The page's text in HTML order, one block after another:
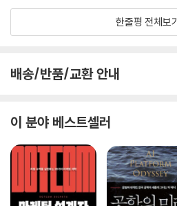
한줄평 전체보기
배송/반품/교환 안내
이 분야 베스트셀러